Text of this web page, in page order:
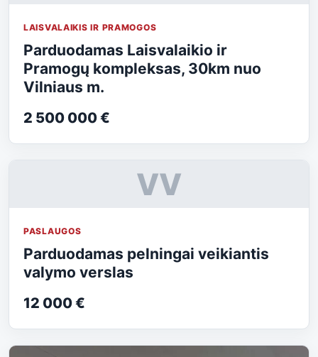
LAISVALAIKIS IR PRAMOGOS
Parduodamas Laisvalaikio ir
Pramogų kompleksas, 30km nuo
Vilniaus m.
2 500 000 €
VV
PASLAUGOS
Parduodamas pelningai veikiantis
valymo verslas
12 000 €